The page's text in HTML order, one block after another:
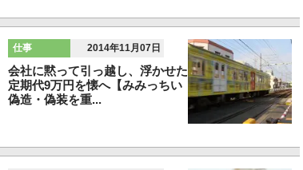
仕事 2014年11月07日
会社に黙って引っ越し、浮かせた
定期代9万円を懐へ【みみっちい
偽造・偽装を重...